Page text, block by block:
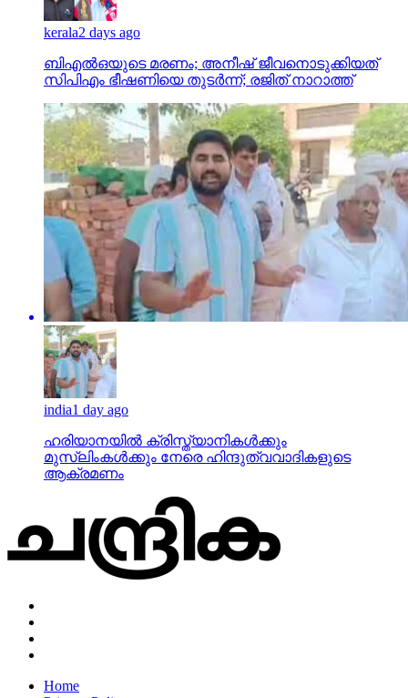
kerala2 days ago
ബിഎല്‍ഒയുടെ മരണം; അനീഷ് ജീവനൊടുക്കിയത്
സിപിഎം ഭീഷണിയെ തുടര്‍ന്ന്; രജിത് നാറാത്ത്
india1 day ago
ഹരിയാനയില്‍ ക്രിസ്ത്യാനികള്‍ക്കും
മുസ്‌ലിംകള്‍ക്കും നേരെ ഹിന്ദുത്വവാദികളുടെ
ആക്രമണം
Home